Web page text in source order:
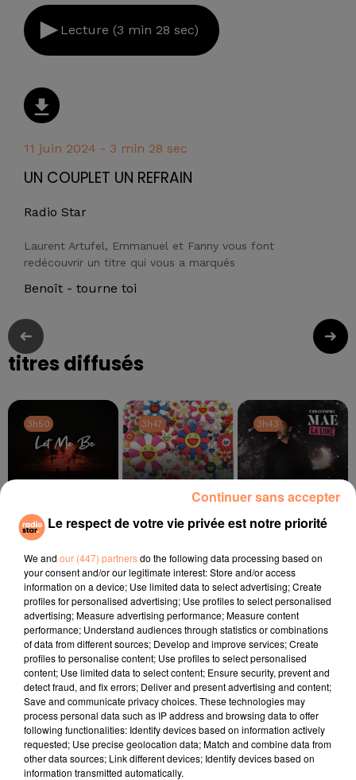
Lecture (3 min 28 sec)
11 juin 2024 - 3 min 28 sec
UN COUPLET UN REFRAIN
Radio Star
Laurent Artufel, Emmanuel et Fanny vous font
redécouvrir un titre qui vous a marqués
Benoît - tourne toi
titres diffusés
3h50
3h50
THE SECOND VOICE
Let Me Be
3h47
3h47
J BALVIN
3h43
3h43
CHRISTOPHE MAÉ
l'horoscope
Bélier Taureau Gémeaux
Le respect de votre vie privée est notre priorité
We and our (447) partnersdo the following data processing based on
your consent and/or our legitimate interest: Store and/or access
information on a device; Use limited data to select advertising; Create
profiles for personalised advertising; Use profiles to select personalised
advertising; Measure advertising performance; Measure content
performance; Understand audiences through statistics or combinations
of data from different sources; Develop and improve services; Create
profiles to personalise content; Use profiles to select personalised
content; Use limited data to select content; Ensure security, prevent and
detect fraud, and fix errors; Deliver and present advertising and content;
Save and communicate privacy choices. These technologies may
process personal data such as IP address and browsing data to offer
following functionalities: Identify devices based on information actively
requested; Use precise geolocation data; Match and combine data from
other data sources; Link different devices; Identify devices based on
information transmitted automatically.
Continuer sans accepter